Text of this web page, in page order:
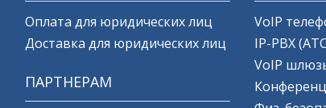
Оплата для юридических лиц
Доставка для юридических лиц
ПАРТНЕРАМ
VoIP
IP-PBX
VoIP